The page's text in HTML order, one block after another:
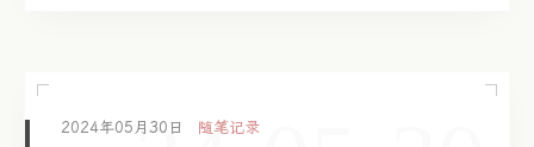
2024年05月30日 随笔记录